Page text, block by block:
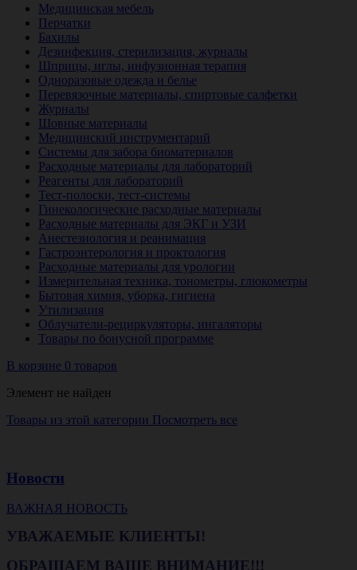
Медицинская мебель
Перчатки
Бахилы
Дезинфекция, стерилизация, журналы
Шприцы, иглы, инфузионная терапия
Одноразовые одежда и белье
Перевязочные материалы, спиртовые салфетки
Журналы
Шовные материалы
Медицинский инструментарий
Системы для забора биоматериалов
Расходные материалы для лабораторий
Реагенты для лабораторий
Тест-полоски, тест-системы
Гинекологические расходные материалы
Расходные материалы для ЭКГ и УЗИ
Анестезиология и реанимация
Гастроэнтерология и проктология
Расходные материалы для урологии
Измерительная техника, тонометры, глюкометры
Бытовая химия, уборка, гигиена
Утилизация
Облучатели-рециркуляторы, ингаляторы
Товары по бонусной программе
В корзине 0 товаров
Элемент не найден
Товары из этой категории Посмотреть все
Новости
ВАЖНАЯ НОВОСТЬ
УВАЖАЕМЫЕ КЛИЕНТЫ!
ОБРАЩАЕМ ВАШЕ ВНИМАНИЕ!!!